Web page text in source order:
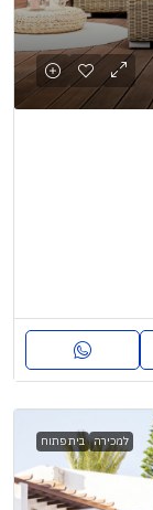
למכירה בית פתוח